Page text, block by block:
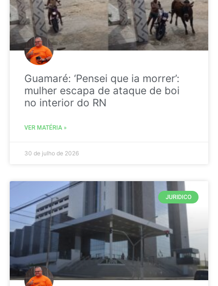
Guamaré: ‘Pensei que ia morrer’:
mulher escapa de ataque de boi
no interior do RN
VER MATÉRIA »
30 de julho de 2026
JURIDICO